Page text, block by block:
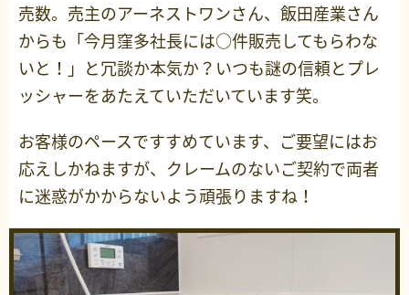
売数。売主のアーネストワンさん、飯田産業さん
からも「今月窪多社長には○件販売してもらわな
いと！」と冗談か本気か？いつも謎の信頼とプレ
ッシャーをあたえていただいています笑。
お客様のペースですすめています、ご要望にはお
応えしかねますが、クレームのないご契約で両者
に迷惑がかからないよう頑張りますね！